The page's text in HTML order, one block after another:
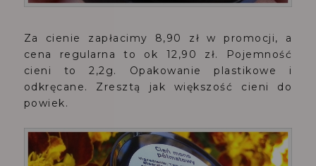
Za cienie zapłacimy 8,90 zł w promocji, a
cena regularna to ok 12,90 zł. Pojemność
cieni to 2,2g. Opakowanie plastikowe i
odkręcane. Zresztą jak większość cieni do
powiek.